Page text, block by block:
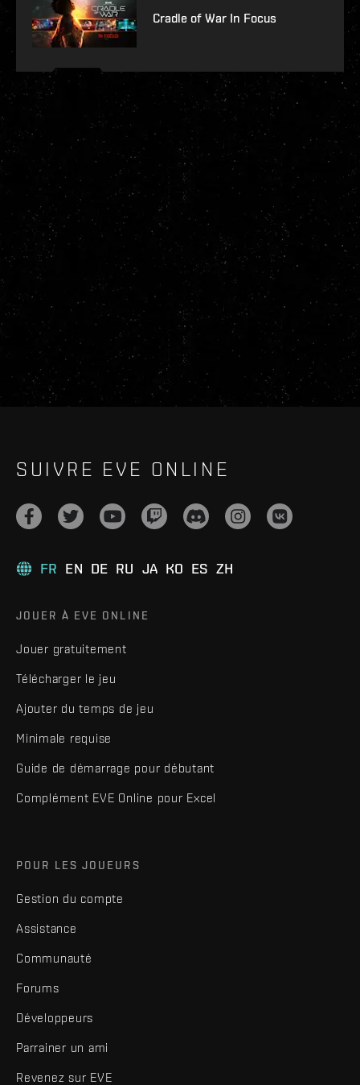
Cradle of War In Focus
SUIVRE EVE ONLINE
FR EN DE RU JA KO ES ZH
JOUER À EVE ONLINE
Jouer gratuitement
Télécharger le jeu
Ajouter du temps de jeu
Minimale requise
Guide de démarrage pour débutant
Complément EVE Online pour Excel
POUR LES JOUEURS
Gestion du compte
Assistance
Communauté
Forums
Développeurs
Parrainer un ami
Revenez sur EVE